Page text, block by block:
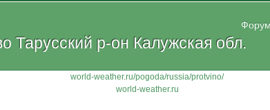
world-weather.ru/pogoda/russia/protvino/
world-weather.ru
р-он Калужская обл.
Форум